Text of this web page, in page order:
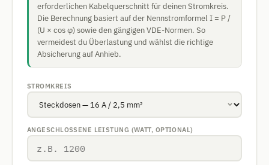
erforderlichen Kabelquerschnitt für deinen Stromkreis.
Die Berechnung basiert auf der Nennstromformel I = P /
(U × cos φ) sowie den gängigen VDE-Normen. So
vermeidest du Überlastung und wählst die richtige
Absicherung auf Anhieb.
STROMKREIS
ANGESCHLOSSENE LEISTUNG (WATT, OPTIONAL)